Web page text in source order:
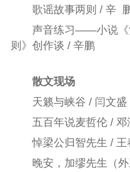
歌谣故事两则 / 辛
声音练习——小说《
则》创作谈 / 辛鹏
散文现场
天籁与峡谷 / 闫文盛
五百年说麦哲伦 / 邓
悼梁公归智先生 / 王
晚安，加缪先生（外